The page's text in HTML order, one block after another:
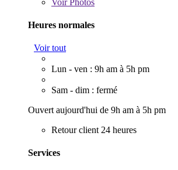
Heures normales
Voir tout
Lun - ven : 9h am à 5h pm
Sam - dim : fermé
Ouvert aujourd'hui de 9h am à 5h pm
Retour client 24 heures
Services